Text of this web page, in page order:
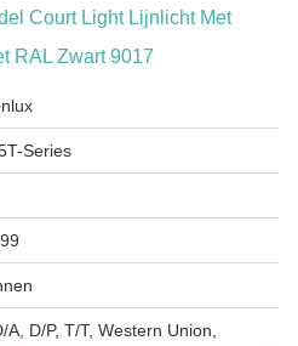
Court Light Lijnlicht Met
RAL Zwart 9017
Series
A, D/P, T/T, Western Union,